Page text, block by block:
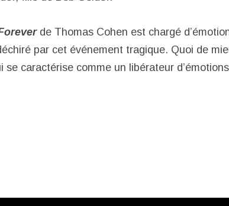
de Thomas Cohen est chargé
par cet événement tragique. Quoi de
se caractérise comme un libérateur